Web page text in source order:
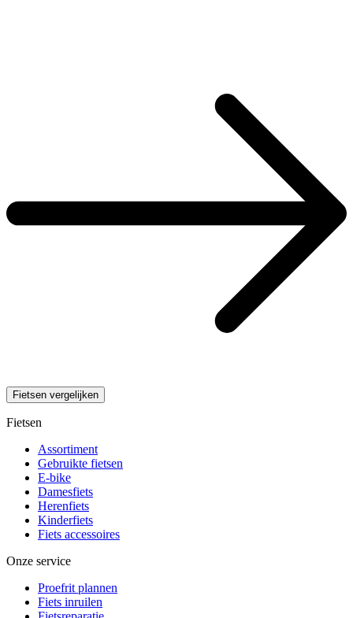
Fietsen vergelijken
Fietsen
Assortiment
Gebruikte fietsen
E-bike
Damesfiets
Herenfiets
Kinderfiets
Fiets accessoires
Onze service
Proefrit plannen
Fiets inruilen